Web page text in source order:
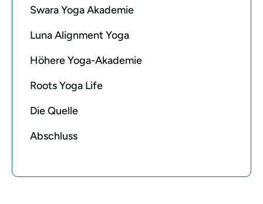
Swara Yoga Akademie
Luna Alignment Yoga
Höhere Yoga-Akademie
Roots Yoga Life
Die Quelle
Abschluss